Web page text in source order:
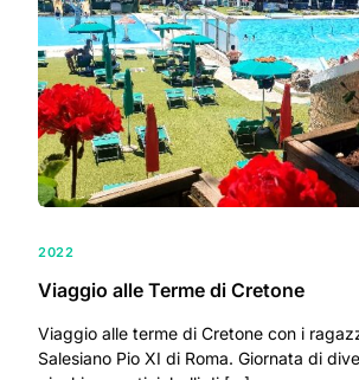
2022
Viaggio alle Terme di Cretone
Viaggio alle terme di Cretone con i
Salesiano Pio XI di Roma. Giornata di